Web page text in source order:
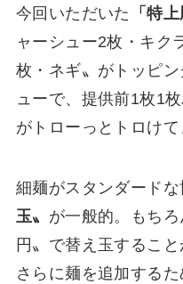
今回いただいた 「特
ャーシュー2枚・キク
枚・ネギ〟がトッピ
ューで、提供前1枚1
がトローっとトロけて
細麺がスタンダード
玉〟 が一般的。もち
円〟で替え玉するこ
さらに麺を追加する